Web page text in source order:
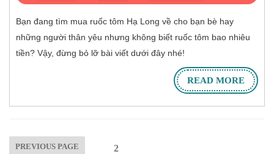
Bạn đang tìm mua ruốc tôm Hạ Long về cho bạn bè hay
những người thân yêu nhưng không biết ruốc tôm bao nhiêu
tiền? Vậy, đừng bỏ lỡ bài viết dưới đây nhé!
READ MORE
PREVIOUS PAGE Page2